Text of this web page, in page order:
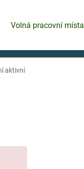
Volná pracovní místa
aktivní